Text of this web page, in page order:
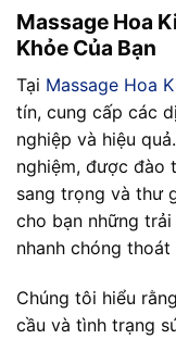
Massage Hoa
Khỏe Của Bạn
Tại Massage Hoa
tín, cung cấp các
nghiệp và hiệu
nghiệm, được đào
sang trọng và thư
cho bạn những
nhanh chóng
Chúng tôi hiểu
cầu và tình trạng